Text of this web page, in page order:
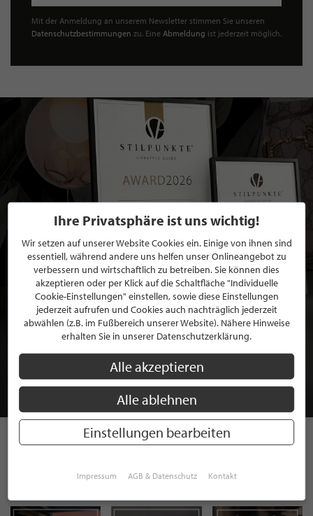
Mit der Anmeldung an unserem Newsletter stimmen Sie unseren
Datenschutzbestimmungen zu. Eine Abmeldung ist jederzeit möglich.
BEWERBEN SIE SICH FÜR EINE GRATIS
MITGLIEDSCHAFT BEI STILPUNKTE®
JETZT GRATIS BEWERBEN
STILPUNKTE AUF
Ihre Privatsphäre ist uns wichtig!
Wir setzen auf unserer Website Cookies ein. Einige von ihnen sind
essentiell, während andere uns helfen unser Onlineangebot zu
verbessern und wirtschaftlich zu betreiben. Sie können dies
akzeptieren oder per Klick auf die Schaltfläche "Individuelle
Cookie-Einstellungen" einstellen, sowie diese Einstellungen
jederzeit aufrufen und Cookies auch nachträglich jederzeit
abwählen (z.B. im Fußbereich unserer Website). Nähere Hinweise
erhalten Sie in unserer Datenschutzerklärung.
Alle akzeptieren
Alle ablehnen
Einstellungen bearbeiten
Impressum AGB & Datenschutz Kontakt